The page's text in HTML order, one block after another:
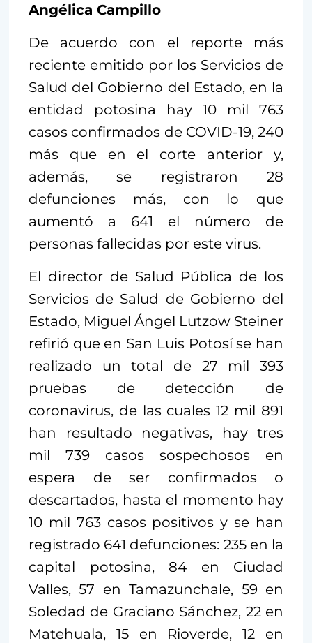
Angélica Campillo
De acuerdo con el reporte más
reciente emitido por los Servicios de
Salud del Gobierno del Estado, en la
entidad potosina hay 10 mil 763
casos confirmados de COVID-19, 240
más que en el corte anterior y,
además, se registraron 28
defunciones más, con lo que
aumentó a 641 el número de
personas fallecidas por este virus.
El director de Salud Pública de los
Servicios de Salud de Gobierno del
Estado, Miguel Ángel Lutzow Steiner
refirió que en San Luis Potosí se han
realizado un total de 27 mil 393
pruebas de detección de
coronavirus, de las cuales 12 mil 891
han resultado negativas, hay tres
mil 739 casos sospechosos en
espera de ser confirmados o
descartados, hasta el momento hay
10 mil 763 casos positivos y se han
registrado 641 defunciones: 235 en la
capital potosina, 84 en Ciudad
Valles, 57 en Tamazunchale, 59 en
Soledad de Graciano Sánchez, 22 en
Matehuala, 15 en Rioverde, 12 en